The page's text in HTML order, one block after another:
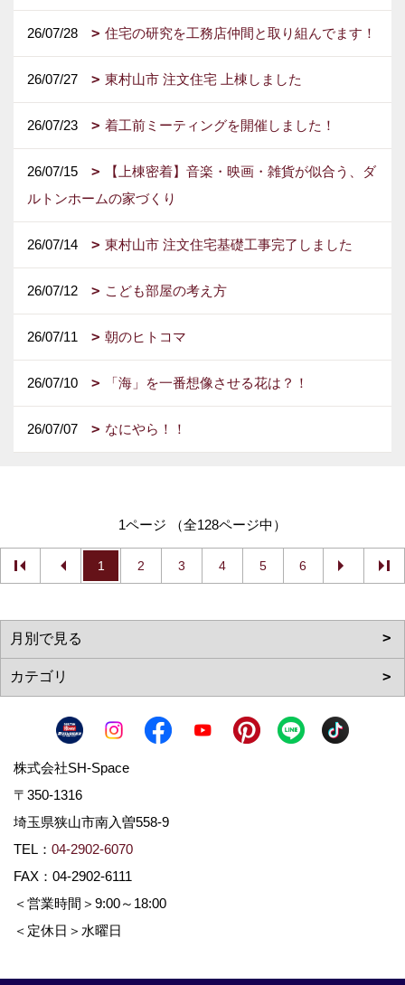
26/07/28 住宅の研究を工務店仲間と取り組んでます！
26/07/27 東村山市 注文住宅 上棟しました
26/07/23 着工前ミーティングを開催しました！
26/07/15
【上棟密着】音楽・映画・雑貨が似合う、ダ
ルトンホームの家づくり
26/07/14 東村山市 注文住宅基礎工事完了しました
26/07/12 こども部屋の考え方
26/07/11 朝のヒトコマ
26/07/10 「海」を一番想像させる花は？！
26/07/07 なにやら！！
1ページ （全128ページ中）
1 2 3 4 5 6
株式会社SH-Space
〒350-1316
埼玉県狭山市南入曽558-9
TEL： 04-2902-6070
FAX：04-2902-6111
＜営業時間＞9:00～18:00
＜定休日＞水曜日